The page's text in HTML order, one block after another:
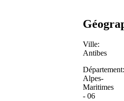
Ville:
Antibes
Alpes-
Maritimes
- 06